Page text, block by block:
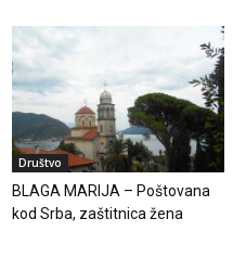
Društvo
BLAGA MARIJA – Poštovana
kod Srba, zaštitnica žena